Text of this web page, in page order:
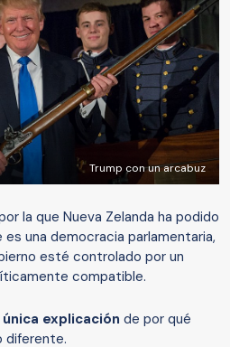
Trump con un arcabuz
la que Nueva Zelanda ha podido
una democracia parlamentaria,
esté controlado por un
compatible.
única explicación de por qué
diferente.